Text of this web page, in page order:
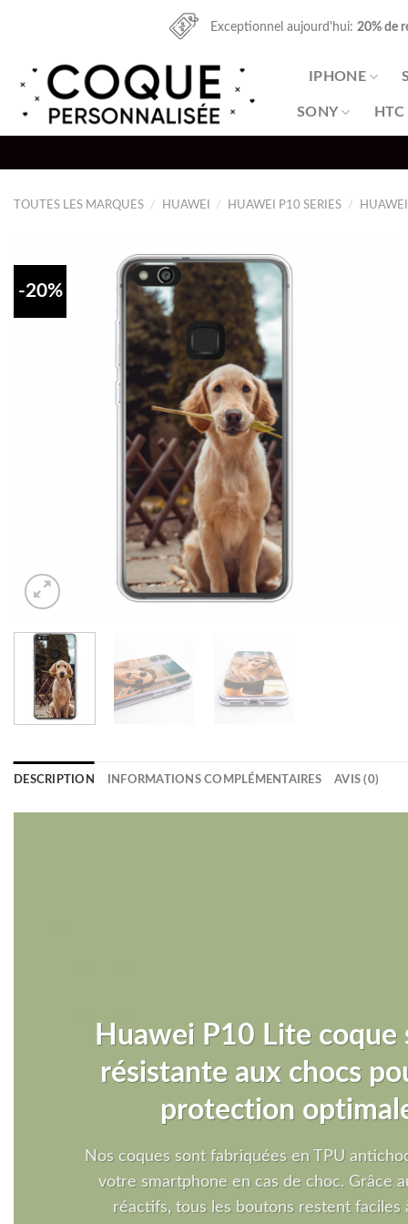
Exceptionnel aujourd'hui:20% de
IPHONE
SONY HTC
TOUTES LES MARQUES / HUAWEI / HUAWEI P10 SERIES /
-20%
DESCRIPTION INFORMATIONS COMPLÉMENTAIRES AVIS (0)
Huawei P10 Lite coque
résistante aux chocs
protection
Nos coques sont fabriquées en TPU
votre smartphone en cas de choc. Grâce
réactifs, tous les boutons restent faciles